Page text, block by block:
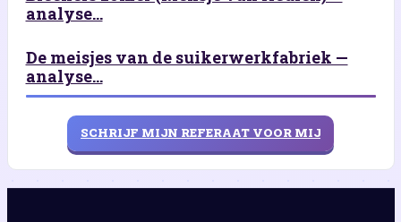
analyse...
De meisjes van de suikerwerkfabriek —
analyse...
SCHRIJF MIJN REFERAAT VOOR MIJ